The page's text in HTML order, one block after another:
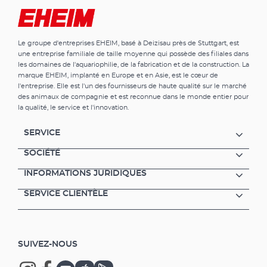
dans les rivières et les récifs coralliens
Circulation optimale de l‘eau, écoulement
oxygène, génération de conditions de vie
naturelles Dans l’eau de mer vitale pour les
coraux; bénéfique pour les poissons en eau
douce Fixation sûre par un support
magnétique, ajustement simple sur la plaque
d‘entretien Faible en consommation
Système de câblage intégré Sécurité
Le groupe d'entreprises EHEIM, basé à Deizisau près de Stuttgart, est
une entreprise familiale de taille moyenne qui possède des filiales dans
les domaines de l'aquariophilie, de la fabrication et de la construction. La
marque EHEIM, implanté en Europe et en Asie, est le cœur de
l'entreprise. Elle est l'un des fournisseurs de haute qualité sur le marché
des animaux de compagnie et est reconnue dans le monde entier pour
la qualité, le service et l'innovation.
SERVICE
SOCIÉTÉ
INFORMATIONS JURIDIQUES
SERVICE CLIENTÈLE
SUIVEZ-NOUS